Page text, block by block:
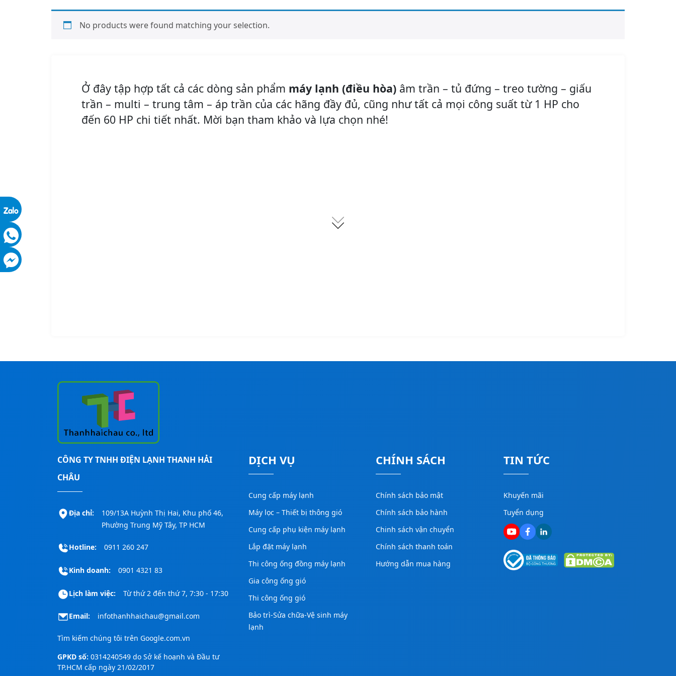
No products were found matching your selection.
Ở đây tập hợp tất cả các dòng sản phẩm máy lạnh (điều hòa) âm trần – tủ đứng – treo tường – giấu
trần – multi – trung tâm – áp trần của các hãng đầy đủ, cũng như tất cả mọi công suất từ 1 HP cho
đến 60 HP chi tiết nhất. Mời bạn tham khảo và lựa chọn nhé!
CÔNG TY TNHH ĐIỆN LẠNH THANH HẢI
CHÂU
Địa chỉ:
109/13A Huỳnh Thị Hai, Khu phố 46,
Phường Trung Mỹ Tây, TP HCM
Hotline: 0911 260 247
Kinh doanh: 0901 4321 83
Lịch làm việc: Từ thứ 2 đến thứ 7, 7:30 - 17:30
Email: infothanhhaichau@gmail.com
Tìm kiếm chúng tôi trên Google.com.vn
GPKD số: 0314240549 do Sở kế hoạnh và Đầu tư
TP.HCM cấp ngày 21/02/2017
DỊCH VỤ
Cung cấp máy lạnh
Máy lọc – Thiết bị thông gió
Cung cấp phụ kiện máy lạnh
Lắp đặt máy lạnh
Thi công ống đồng máy lạnh
Gia công ống gió
Thi công ống gió
Bảo trì-Sửa chữa-Vệ sinh máy
lạnh
CHÍNH SÁCH
Chính sách bảo mật
Chính sách bảo hành
Chinh sách vận chuyển
Chính sách thanh toán
Hướng dẫn mua hàng
TIN TỨC
Khuyến mãi
Tuyển dụng